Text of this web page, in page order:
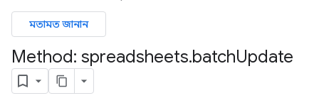
মতামত জানান
Method: spreadsheets.batchUpdate